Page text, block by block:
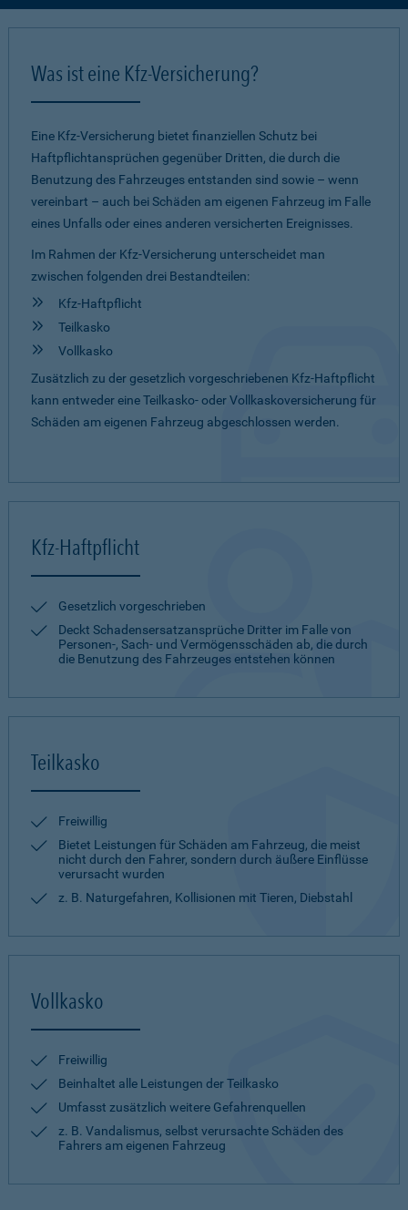
Was ist eine Kfz-Versicherung?
Eine Kfz-Versicherung bietet finanziellen Schutz bei
Haftpflichtansprüchen gegenüber Dritten, die durch die
Benutzung des Fahrzeuges entstanden sind sowie – wenn
vereinbart – auch bei Schäden am eigenen Fahrzeug im Falle
eines Unfalls oder eines anderen versicherten Ereignisses.
Im Rahmen der Kfz-Versicherung unterscheidet man
zwischen folgenden drei Bestandteilen:
Kfz-Haftpflicht
Teilkasko
Vollkasko
Zusätzlich zu der gesetzlich vorgeschriebenen Kfz-Haftpflicht
kann entweder eine Teilkasko- oder Vollkaskoversicherung für
Schäden am eigenen Fahrzeug abgeschlossen werden.
Kfz-Haftpflicht
Gesetzlich vorgeschrieben
Deckt Schadensersatzansprüche Dritter im Falle von
Personen-, Sach- und Vermögensschäden ab, die durch
die Benutzung des Fahrzeuges entstehen können
Teilkasko
Freiwillig
Bietet Leistungen für Schäden am Fahrzeug, die meist
nicht durch den Fahrer, sondern durch äußere Einflüsse
verursacht wurden
z. B. Naturgefahren, Kollisionen mit Tieren, Diebstahl
Vollkasko
Freiwillig
Beinhaltet alle Leistungen der Teilkasko
Umfasst zusätzlich weitere Gefahrenquellen
z. B. Vandalismus, selbst verursachte Schäden des
Fahrers am eigenen Fahrzeug